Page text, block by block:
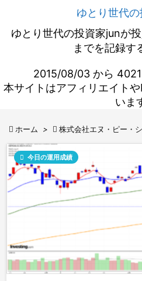
ゆとり世代
ゆとり世代の投資家junが
までを記録す
2015/08/03 から 4021
本サイトはアフィリエイト
いま
 ホーム >  株式会社エヌ・ピー・
 今日の運用成績